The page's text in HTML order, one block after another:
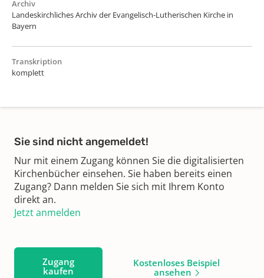
Archiv
Landeskirchliches Archiv der Evangelisch-Lutherischen Kirche in
Bayern
Transkription
komplett
Sie sind nicht angemeldet!
Nur mit einem Zugang können Sie die digitalisierten
Kirchenbücher einsehen. Sie haben bereits einen
Zugang? Dann melden Sie sich mit Ihrem Konto
direkt an.
Jetzt anmelden
Zugang
kaufen
Kostenloses Beispiel
ansehen